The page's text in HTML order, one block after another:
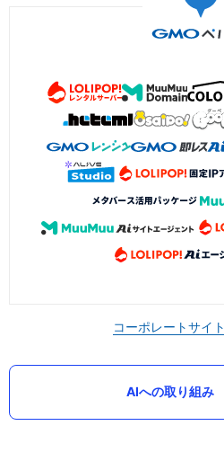
コーポレートサイト
AIへの取り組み